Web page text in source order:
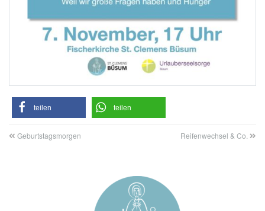
teilen teilen
Geburtstagsmorgen Reifenwechsel & Co.